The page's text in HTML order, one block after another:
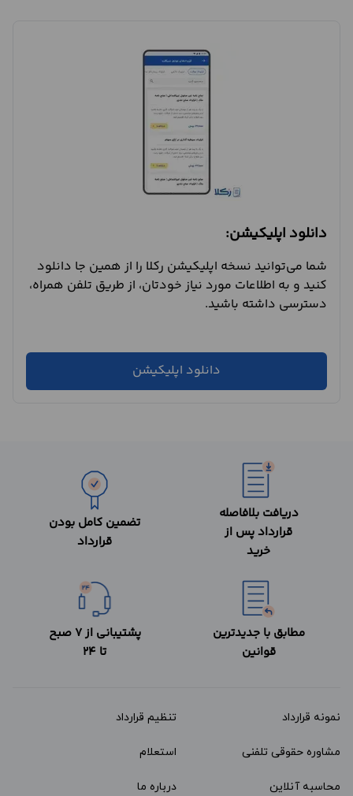
دانلود اپلیکیشن:
شما می‌توانید نسخه اپلیکیشن رکلا را از همین جا دانلود
کنید و به اطلاعات مورد نیاز خودتان، از طریق تلفن همراه،
دسترسی داشته باشید.
دانلود اپلیکیشن
دریافت بلافاصله
قرارداد پس از
خرید
تضمین کامل بودن
قرارداد
مطابق با جدیدترین
قوانین
پشتیبانی از 7 صبح
تا 24
نمونه قرارداد‌ تنظیم قرارداد
مشاوره حقوقی تلفنی استعلام
محاسبه آنلاین درباره ما